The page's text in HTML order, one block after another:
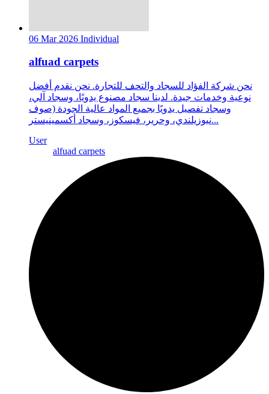
06 Mar 2026 Individual
alfuad carpets
نحن شركة الفؤاد للسجاد والتحف للتجارة. نحن نقدم أفضل
نوعية وخدمات جيدة. لدينا سجاد مصنوع يدويًا، وسجاد آلي،
وسجاد تفصيل يدويًا بجميع المواد عالية الجودة (صوف
نيوزيلندي، وحرير، فيسكوز، وسجاد أكسمينيستر...
User
alfuad carpets